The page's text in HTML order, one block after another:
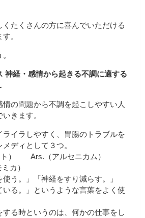
たくさんの方に喜んでいただける
。
神経・感情から起きる不調に適する
の問題から不調を起こしやすい人
きます。
ライラしやすく、胃腸のトラブルを
ディとして３つ。
ト） Ars.（アルセニカム）
カ）
う。」「神経をすり減らす。」
いる。」というような言葉をよく使
する時というのは、何かの仕事をし